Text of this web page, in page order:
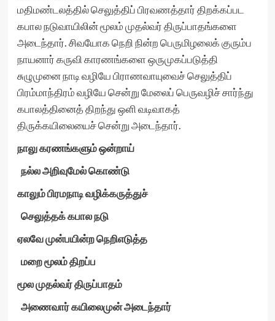
மதிமண்டலத்தில் செலுத்திப் பிரவணத்தார் திறக்கப்பட
கபால நடுவாயிலின் மூலம் முதல்வர் திருப்பாதங்களை
அடைந்தார். சிவயோக நெறி நின்ற பெருமிழலைக் குரும்ப
நாயனார் கருவி காரணங்களை ஒருமுகப்படுத்தி
சுழுமுனை நாடி வழியே பிராணவாயுவைச் செலுத்திப்
பிரம்மாந்திரம் வழியே சென்று மேலைப் பெருவழிச் சார்ந்து
கபாலத்தினைத் திறந்து ஒளி வடிவாகத்
திருக்கயிலையைச் சென்று அடைந்தார்.
நாலு கரணங்களும் ஒன்றாய்
நல்ல அறிவுமேல் கொண்டு
காலும் பிரமநாடி வழிக்கருத்துச்
செலுத்தக் கபால நடு
ஏலவே முன்பயின்ற நெறிஎடுத்த
மறை மூலம் திறப்ப
மூல முதல்வர் திருப்பாதம்
அணைவார் கயிலைமுன் அடைந்தார்